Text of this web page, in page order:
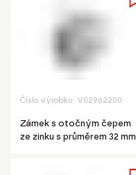
Číslo výrobku: V02962200
Zámek s otočným čepem
ze zinku s průměrem 32 mm